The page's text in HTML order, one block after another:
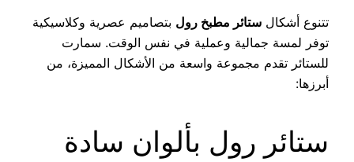
تتنوع أشكال ستائر مطبخ رول بتصاميم عصرية وكلاسيكية
توفر لمسة جمالية وعملية في نفس الوقت. سمارت
للستائر تقدم مجموعة واسعة من الأشكال المميزة، من
أبرزها:
ستائر رول بألوان سادة